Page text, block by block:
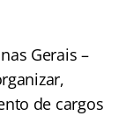
Gerais –
de cargos